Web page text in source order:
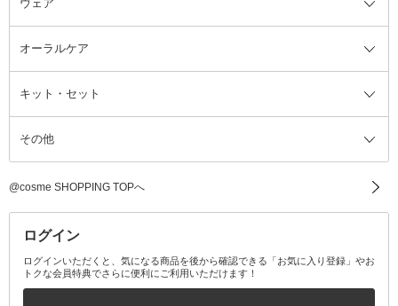
ツィザー・毛抜き
カミソリ
ファンデーション・パウダーケー
ス
ミラー・鏡
その他メイクアップ・ケアグッズ
絆創膏
ヘアバンド
ヘッドマッサージブラシ
柔軟剤
ルームフレグランス・ディフュー
ザー
アロマキャンドル
消臭剤・芳香剤
マスク・ティッシュ
美容家電全て
ボディケア美容家電
その他美容家電
ウェア
ウェア全て
レッグウェア
オーラルケア
オーラルケア全て
歯ブラシ
マウスウォッシュ・スプレー
その他オーラルケア
キット・セット
キット・セット全て
ベースメイクキット
ボディケアキット
その他キット・セット
その他
その他全て
@cosme SHOPPING TOPへ
ログイン
ログインいただくと、気になる商品を後から確認できる「お気に入り登録」やお
トクな会員特典でさらに便利にご利用いただけます！